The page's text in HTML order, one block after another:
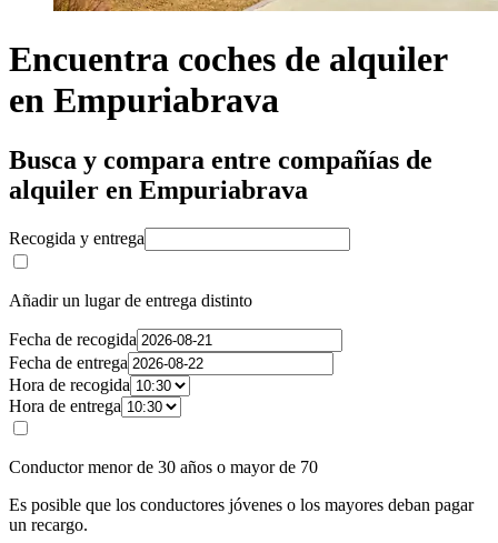
Encuentra coches de alquiler
en Empuriabrava
Busca y compara entre compañías de
alquiler en Empuriabrava
Recogida y entrega
Añadir un lugar de entrega distinto
Fecha de recogida
Fecha de entrega
Hora de recogida
Hora de entrega
Conductor menor de 30 años o mayor de 70
Es posible que los conductores jóvenes o los mayores deban pagar
un recargo.